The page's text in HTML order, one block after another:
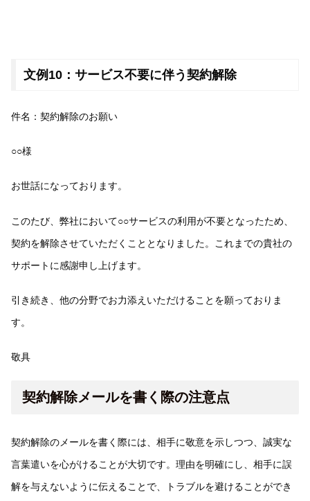
文例10：サービス不要に伴う契約解除
件名：契約解除のお願い
○○様
お世話になっております。
このたび、弊社において○○サービスの利用が不要となったため、
契約を解除させていただくこととなりました。これまでの貴社の
サポートに感謝申し上げます。
引き続き、他の分野でお力添えいただけることを願っておりま
す。
敬具
契約解除メールを書く際の注意点
契約解除のメールを書く際には、相手に敬意を示しつつ、誠実な
言葉遣いを心がけることが大切です。理由を明確にし、相手に誤
解を与えないように伝えることで、トラブルを避けることができ